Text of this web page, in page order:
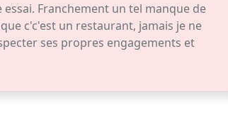
Franchement un tel manque de
c'c'est un restaurant, jamais je ne
ses propres engagements et